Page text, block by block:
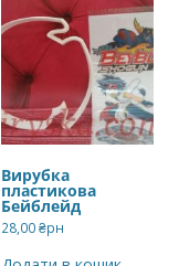
Вирубка
пластикова
Бейблейд
28,00₴рн